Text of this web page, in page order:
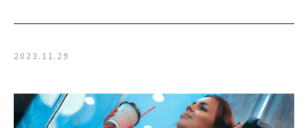
2023.11.29